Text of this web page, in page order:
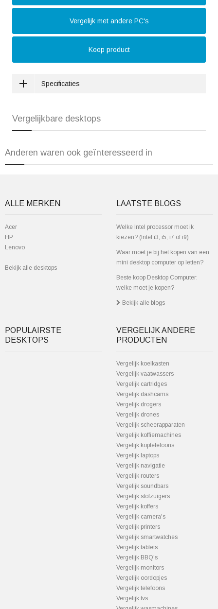
Vergelijk met andere PC's
Koop product
Specificaties
Vergelijkbare desktops
Anderen waren ook geïnteresseerd in
ALLE MERKEN
Acer
HP
Lenovo
Bekijk alle desktops
LAATSTE BLOGS
Welke Intel processor moet ik
kiezen? (Intel i3, i5, i7 of i9)
Waar moet je bij het kopen van een
mini desktop computer op letten?
Beste koop Desktop Computer:
welke moet je kopen?
Bekijk alle blogs
POPULAIRSTE
DESKTOPS
VERGELIJK ANDERE
PRODUCTEN
Vergelijk koelkasten
Vergelijk vaatwassers
Vergelijk cartridges
Vergelijk dashcams
Vergelijk drogers
Vergelijk drones
Vergelijk scheerapparaten
Vergelijk koffiemachines
Vergelijk koptelefoons
Vergelijk laptops
Vergelijk navigatie
Vergelijk routers
Vergelijk soundbars
Vergelijk stofzuigers
Vergelijk koffers
Vergelijk camera's
Vergelijk printers
Vergelijk smartwatches
Vergelijk tablets
Vergelijk BBQ's
Vergelijk monitors
Vergelijk oordopjes
Vergelijk telefoons
Vergelijk tvs